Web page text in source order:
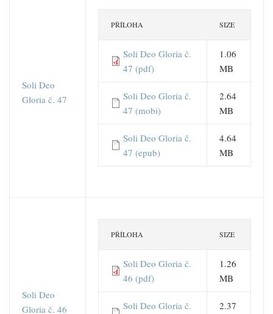
Soli Deo
Gloria č. 47
PŘÍLOHA SIZE
Soli Deo Gloria č.
47 (pdf)
1.06
MB
Soli Deo Gloria č.
47 (mobi)
2.64
MB
Soli Deo Gloria č.
47 (epub)
4.64
MB
Soli Deo
Gloria č. 46
PŘÍLOHA SIZE
Soli Deo Gloria č.
46 (pdf)
1.26
MB
Soli Deo Gloria č. 2.37